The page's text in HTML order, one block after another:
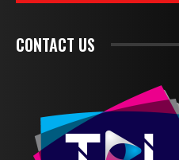
CONTACT US